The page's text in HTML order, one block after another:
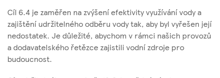
Cíl 6.4 je zaměřen na zvýšení efektivity využívání vody a
zajištění udržitelného odběru vody tak, aby byl vyřešen její
nedostatek. Je důležité, abychom v rámci našich provozů
a dodavatelského řetězce zajistili vodní zdroje pro
budoucnost.